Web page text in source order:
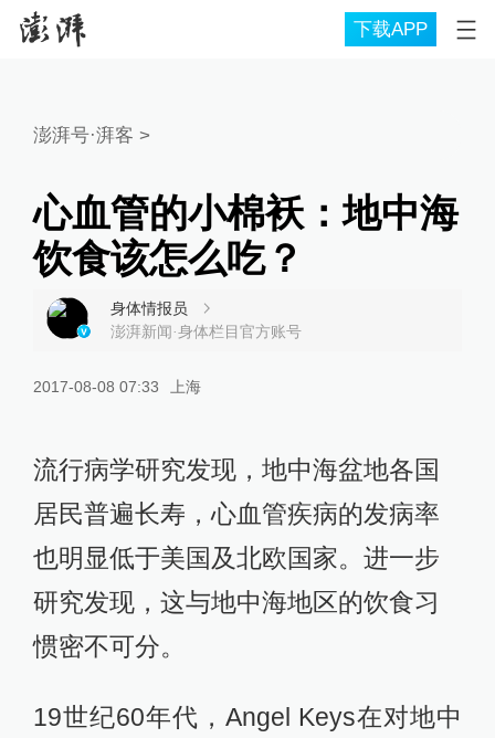
下载APP
澎湃号·湃客 >
心血管的小棉袄：地中海
饮食该怎么吃？
身体情报员
澎湃新闻·身体栏目官方账号
2017-08-08 07:33 上海
流行病学研究发现，地中海盆地各国
居民普遍长寿，心血管疾病的发病率
也明显低于美国及北欧国家。进一步
研究发现，这与地中海地区的饮食习
惯密不可分。
19世纪60年代，Angel Keys在对地中